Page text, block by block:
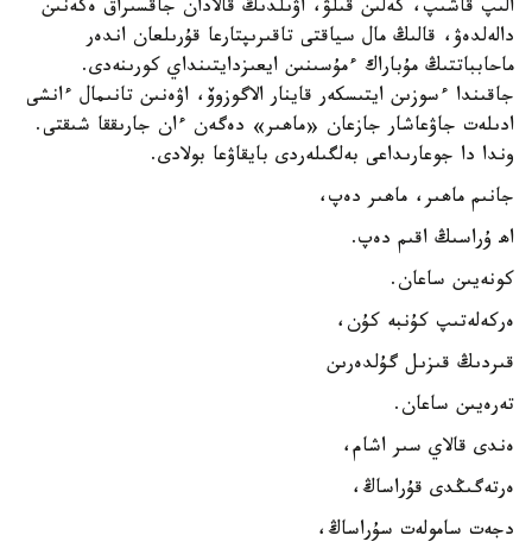
الىپ قاشىپ، كەلىن قىلۋ، اۋىلدىڭ قالادان جاقسىراق ەكەنىن
دالەلدەۋ، قالىڭ مال سياقتى تاقىرىپتارعا قۇرىلعان اندەر
ماحابباتتىڭ مۇباراك ءمۇسىنىن ايعىزدايتىنداي كورىنەدى.
جاقىندا ءسوزىن ايتىسكەر قاينار الاگوزوۆ، اۋەنىن تانىمال ءانشى
ادىلەت جاۋعاشار جازعان «ماھىر» دەگەن ءان جارىققا شىقتى.
وندا دا جوعارىداعى بەلگىلەردى بايقاۋعا بولادى.
جانىم ماھىر، ماھىر دەپ،
اھ ۇراسىڭ اقىم دەپ.
كونەيىن ساعان.
ەركەلەتىپ كۇنبە كۇن،
قىردىڭ قىزىل گۇلدەرىن
تەرەيىن ساعان.
ەندى قالاي سىر اشام،
ەرتەگىڭدى قۇراساڭ،
دجەت سامولەت سۇراساڭ،